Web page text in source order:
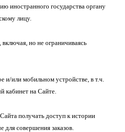
иностранного государства органу
лицу.
но не ограничиваясь
и/или мобильном устройстве, в т.ч.
кабинет на Сайте.
получать доступ к истории
для совершения заказов.